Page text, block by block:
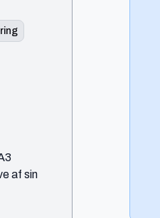
af sin